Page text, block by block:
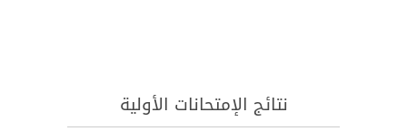
نتائج الإمتحانات الأولية